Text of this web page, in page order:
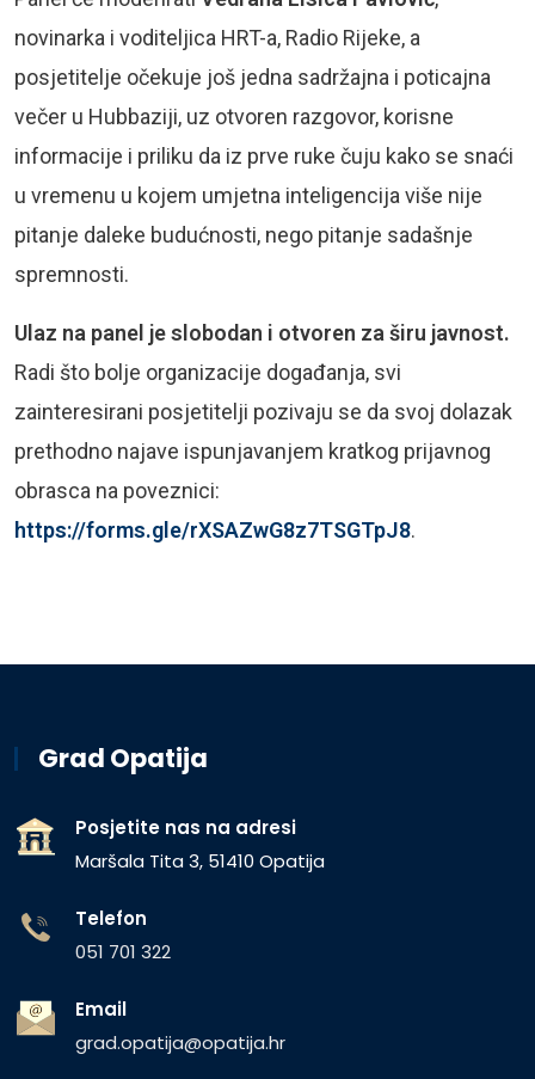
novinarka i voditeljica HRT-a, Radio Rijeke, a
posjetitelje očekuje još jedna sadržajna i poticajna
večer u Hubbaziji, uz otvoren razgovor, korisne
informacije i priliku da iz prve ruke čuju kako se snaći
u vremenu u kojem umjetna inteligencija više nije
pitanje daleke budućnosti, nego pitanje sadašnje
spremnosti.
Ulaz na panel je slobodan i otvoren za širu javnost.
Radi što bolje organizacije događanja, svi
zainteresirani posjetitelji pozivaju se da svoj dolazak
prethodno najave ispunjavanjem kratkog prijavnog
obrasca na poveznici:
https://forms.gle/rXSAZwG8z7TSGTpJ8.
Grad Opatija
Posjetite nas na adresi
Maršala Tita 3, 51410 Opatija
Telefon
051 701 322
Email
grad.opatija@opatija.hr